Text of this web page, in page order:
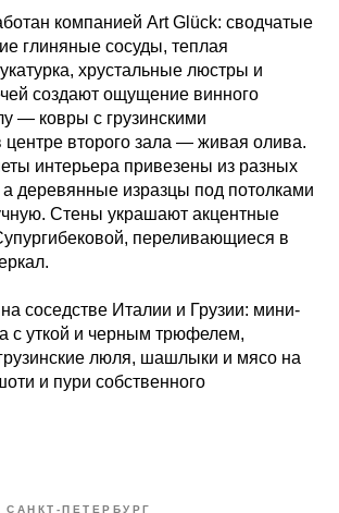
компанией Art Glück: сводчатые
глиняные сосуды, теплая
хрустальные люстры и
создают ощущение винного
— ковры с грузинскими
второго зала — живая олива.
интерьера привезены из разных
а деревянные изразцы под потолками
Стены украшают акцентные
переливающиеся в
соседстве Италии и Грузии: мини-
с уткой и черным трюфелем,
люля, шашлыки и мясо на
и пури собственного
САНКТ-ПЕТЕРБУРГ